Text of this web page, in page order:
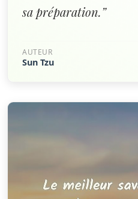
sa préparation.”
AUTEUR
Sun Tzu